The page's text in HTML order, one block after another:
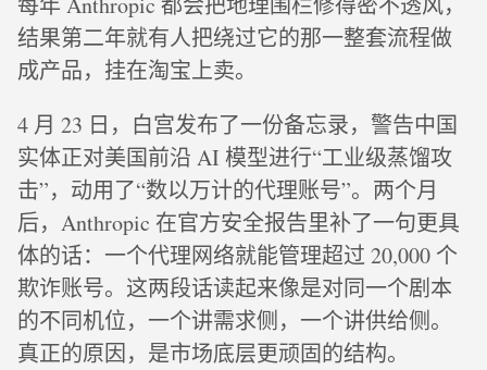
结果第二年就有人把绕过它的那一整套流程做
成产品，挂在淘宝上卖。
4 月 23 日，白宫发布了一份备忘录，警告中国
实体正对美国前沿 AI 模型进行“工业级蒸馏攻
击”，动用了“数以万计的代理账号”。两个月
后，Anthropic 在官方安全报告里补了一句更具
体的话：一个代理网络就能管理超过 20,000 个
欺诈账号。这两段话读起来像是对同一个剧本
的不同机位，一个讲需求侧，一个讲供给侧。
真正的原因，是市场底层更顽固的结构。